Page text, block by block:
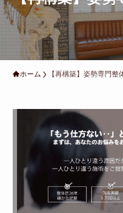
ホーム 【再構築】姿勢専門整